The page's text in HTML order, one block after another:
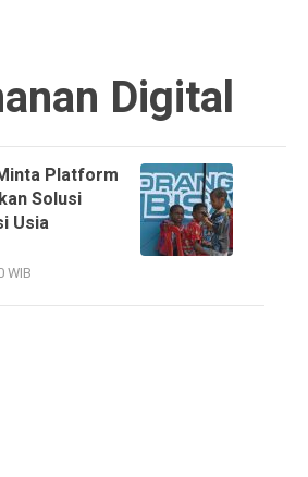
Digital
Platform
Solusi
Usia
WIB